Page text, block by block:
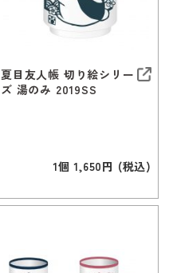
夏目友人帳 切り絵シリー
ズ 湯のみ 2019SS
1個 1,650円 (税込)